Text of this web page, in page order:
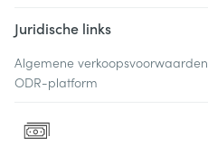
Juridische links
Algemene verkoopsvoorwaarden
ODR-platform